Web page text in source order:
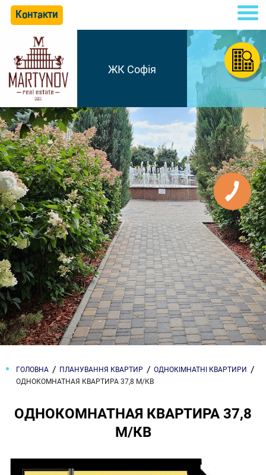
Контакти
ЖК Софія
ГОЛОВНА ПЛАНУВАННЯ КВАРТИР
ОДНОКІМНАТНІ КВАРТИРИ
ОДНОКОМНАТНАЯ КВАРТИРА 37,8 М/КВ
ОДНОКОМНАТНАЯ КВАРТИРА 37,8
М/КВ